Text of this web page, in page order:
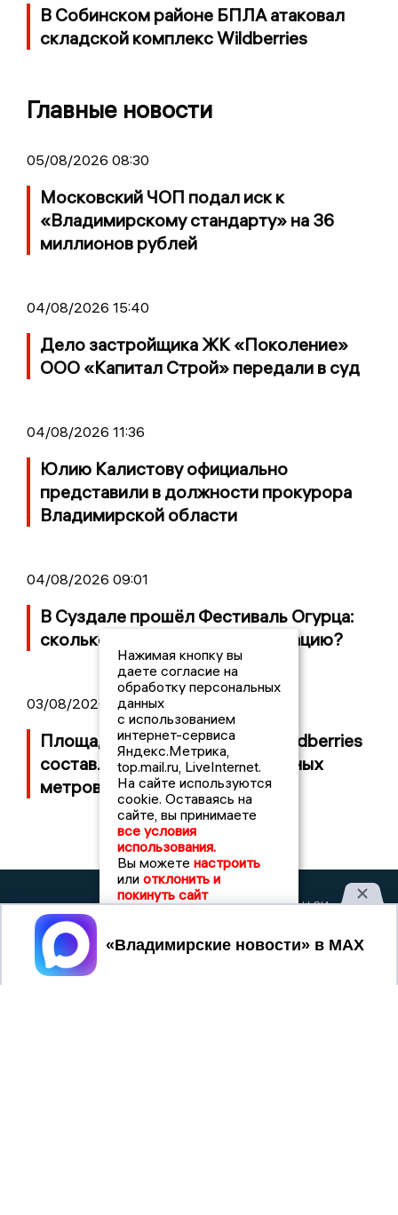
В Собинском районе БПЛА атаковал
складской комплекс Wildberries
Главные новости
05/08/2026 08:30
Московский ЧОП подал иск к
«Владимирскому стандарту» на 36
миллионов рублей
04/08/2026 15:40
Дело застройщика ЖК «Поколение»
ООО «Капитал Строй» передали в суд
04/08/2026 11:36
Юлию Калистову официально
представили в должности прокурора
Владимирской области
04/08/2026 09:01
В Суздале прошёл Фестиваль Огурца:
сколько потратили на организацию?
03/08/2026 14:13
Площадь пожара на складе Wildberries
составляет 100 тысяч квадратных
метров
НОВОСТИ
2017 © NEWSVLADIMIR.RU | СИ
Учредитель (соучредители): Общество с ограниченной
ответственностью «РЕГИОНАЛЬНЫЕ НОВОСТИ» (ОГРН
Нажимая кнопку вы
даете согласие на
обработку персональных
данных
с использованием
интернет-сервиса
Яндекс.Метрика,
top.mail.ru, LiveInternet.
На сайте используются
cookie. Оставаясь на
сайте, вы принимаете
все условия
использования.
Вы можете настроить
или отклонить и
покинуть сайт
Принять